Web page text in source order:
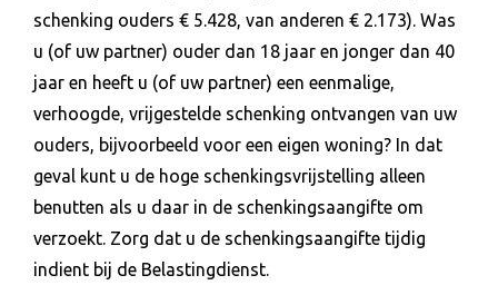
schenking ouders € 5.428, van anderen € 2.173). Was
u (of uw partner) ouder dan 18 jaar en jonger dan 40
jaar en heeft u (of uw partner) een eenmalige,
verhoogde, vrijgestelde schenking ontvangen van uw
ouders, bijvoorbeeld voor een eigen woning? In dat
geval kunt u de hoge schenkingsvrijstelling alleen
benutten als u daar in de schenkingsaangifte om
verzoekt. Zorg dat u de schenkingsaangifte tijdig
indient bij de Belastingdienst.